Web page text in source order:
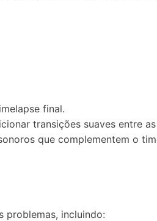
final.
transições suaves entre as
que complementem o
problemas, incluindo: